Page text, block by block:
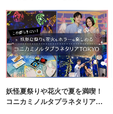
妖怪夏祭りや花火で夏を満喫！
コニカミノルタプラネタリア